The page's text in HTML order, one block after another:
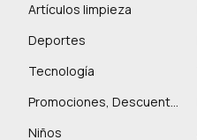
Artículos limpieza
Deportes
Tecnología
Promociones, Descuentos y más
Niños